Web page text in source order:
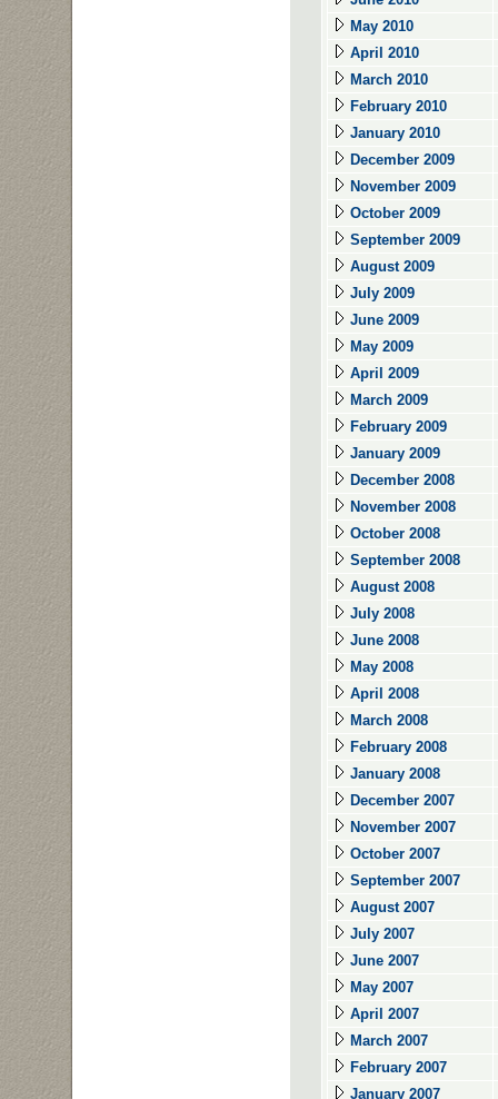
May 2010
April 2010
March 2010
February 2010
January 2010
December 2009
November 2009
October 2009
September 2009
August 2009
July 2009
June 2009
May 2009
April 2009
March 2009
February 2009
January 2009
December 2008
November 2008
October 2008
September 2008
August 2008
July 2008
June 2008
May 2008
April 2008
March 2008
February 2008
January 2008
December 2007
November 2007
October 2007
September 2007
August 2007
July 2007
June 2007
May 2007
April 2007
March 2007
February 2007
January 2007